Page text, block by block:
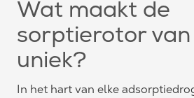
Wat maakt de
sorptierotor
uniek?
In het hart van elke